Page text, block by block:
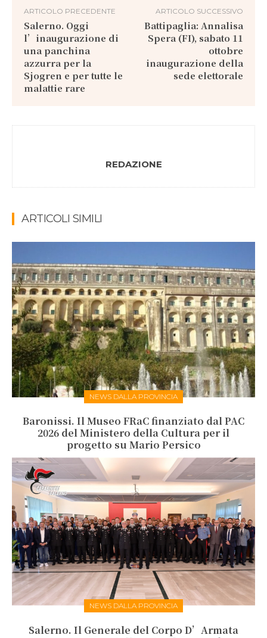
ARTICOLO PRECEDENTE
Salerno. Oggi
l’inaugurazione di
una panchina
azzurra per la
Sjogren e per tutte le
malattie rare
ARTICOLO SUCCESSIVO
Battipaglia: Annalisa
Spera (FI), sabato 11
ottobre
inaugurazione della
sede elettorale
REDAZIONE
ARTICOLI SIMILI
NEWS DALLA PROVINCIA
Baronissi. Il Museo FRaC finanziato dal PAC
2026 del Ministero della Cultura per il
progetto su Mario Persico
NEWS DALLA PROVINCIA
Salerno. Il Generale del Corpo D’Armata